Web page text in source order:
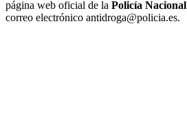
página web oficial de la Policía Nacional
correo electrónico antidroga@policia.es.